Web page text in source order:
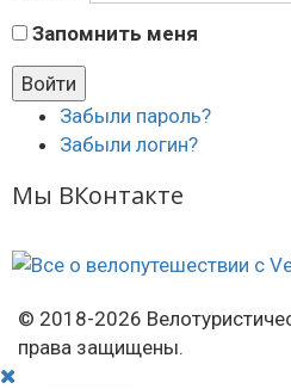
Запомнить меня
Забыли пароль?
Забыли логин?
Мы ВКонтакте
© 2018-2026
права защищены.